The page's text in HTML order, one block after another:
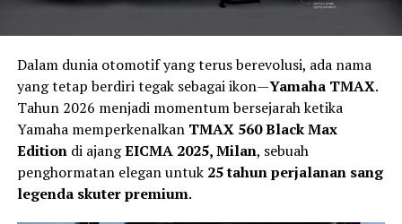
Dalam dunia otomotif yang terus berevolusi, ada nama
yang tetap berdiri tegak sebagai ikon—Yamaha TMAX.
Tahun 2026 menjadi momentum bersejarah ketika
Yamaha memperkenalkan TMAX 560 Black Max
Editiondi ajangEICMA 2025, Milan, sebuah
penghormatan elegan untuk 25 tahun perjalanan sang
legenda skuter premium.